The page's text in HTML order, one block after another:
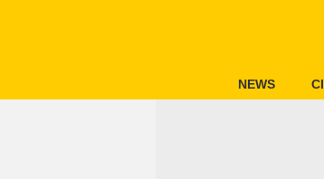
NEWS